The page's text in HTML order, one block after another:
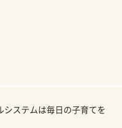
システムは毎日の子育てを